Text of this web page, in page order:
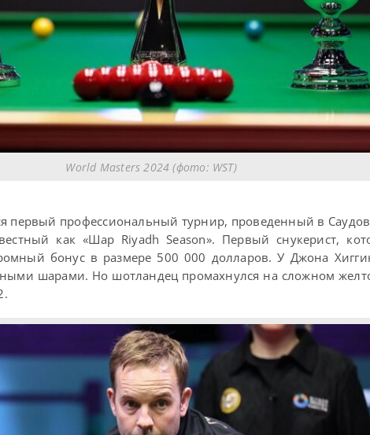
World Masters 2024 (фото: WST)
первый профессиональный турнир, проведенный в
как «Шар Riyadh Season». Первый снукерист,
бонус в размере 500 000 долларов. У Джона
шарами. Но шотландец промахнулся на сложном